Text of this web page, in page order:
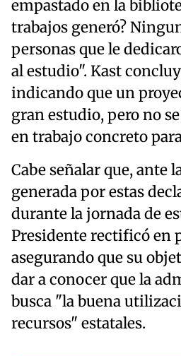
empastado en la
trabajos generó?
personas que le
al estudio". Kast
indicando que un
gran estudio, pero no
en trabajo concreto
Cabe señalar que, ante
generada por estas
durante la jornada de
Presidente rectificó en
asegurando que su
dar a conocer que la
busca "la buena
recursos" estatales.